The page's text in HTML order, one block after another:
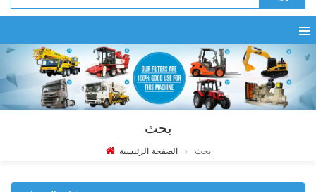
بحث
الصفحة الرئيسية بحث